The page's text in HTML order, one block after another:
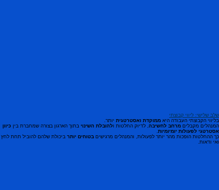
שלב שלישי: ליווי קבוצתי
בליווי הקבוצתי העבודה היא ממוקדת ואסטרטגית יותר.
המנהלים מקבלים מרחב לחשיבה , לדיוק החלטות ולהובלת השינוי בתוך הארגון בצורה שמחברת בין כיוון
אסטרטגי לפעולות יומיומיות
כך ההחלטות הופכות מהר יותר לפעולות, והמנהלים מרגישים בטוחים יותר ביכולת שלהם להוביל תחת לחץ
ואי ודאות.